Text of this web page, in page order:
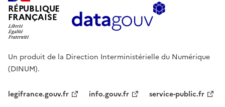
RÉPUBLIQUE
FRANÇAISE
Un produit de la Direction Interministérielle du Numérique
(DINUM).
legifrance.gouv.fr info.gouv.fr service-public.fr